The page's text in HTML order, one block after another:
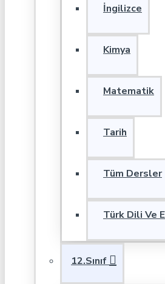
İngilizce
Kimya
Matematik
Tarih
Tüm Dersler
Türk Dili Ve
12.Sınıf